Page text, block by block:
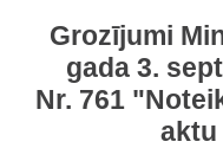
Grozījumi
gada 3.
Nr. 761